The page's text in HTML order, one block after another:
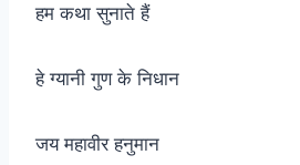
हम कथा सुनाते हैं
हे ग्यानी गुण के निधान
जय महावीर हनुमान